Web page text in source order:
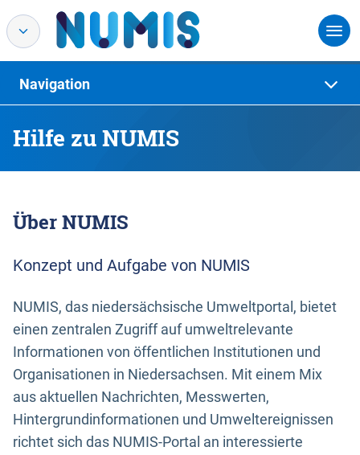
Hilfe zu NUMIS
Navigation
Über NUMIS
Konzept und Aufgabe von NUMIS
NUMIS, das niedersächsische Umweltportal, bietet
einen zentralen Zugriff auf umweltrelevante
Informationen von öffentlichen Institutionen und
Organisationen in Niedersachsen. Mit einem Mix
aus aktuellen Nachrichten, Messwerten,
Hintergrundinformationen und Umweltereignissen
richtet sich das NUMIS-Portal an interessierte